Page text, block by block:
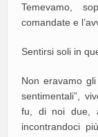
Temevamo,
comandate e
Sentirsi soli in
Non eravamo
sentimentali”,
fu, di noi due,
incontrandoci